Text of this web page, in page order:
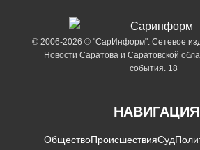
© 2006-2026 © "СарИнформ". Сетевое
Новости Саратова и Саратовской
события. 18+
НАВИГАЦИЯ
ОбществоПроисшествияСуд